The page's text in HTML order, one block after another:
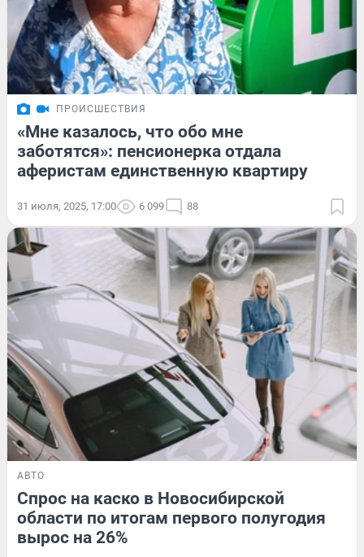
ПРОИСШЕСТВИЯ
«Мне казалось, что обо мне
заботятся»: пенсионерка отдала
аферистам единственную квартиру
31 июля, 2025, 17:00 6 099 88
АВТО
Спрос на каско в Новосибирской
области по итогам первого полугодия
вырос на 26%